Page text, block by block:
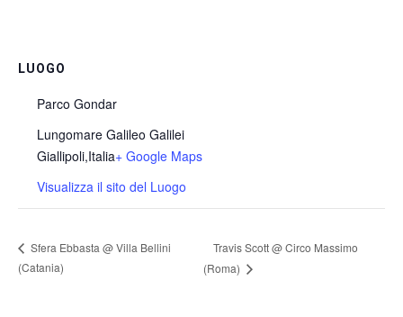
LUOGO
Parco Gondar
Lungomare Galileo Galilei
Giallipoli,Italia+ Google Maps
Visualizza il sito del Luogo
Sfera Ebbasta @ Villa Bellini
(Catania)
Travis Scott @ Circo Massimo
(Roma)